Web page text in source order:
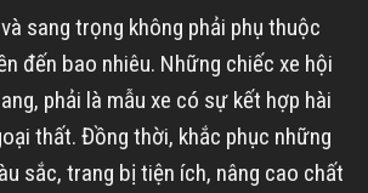
sang trọng không phải phụ thuộc
đến bao nhiêu. Những chiếc xe hội
phải là mẫu xe có sự kết hợp hài
thất. Đồng thời, khắc phục những
sắc, trang bị tiện ích, nâng cao chất